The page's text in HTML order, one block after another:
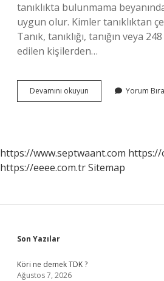
tanıklıkta bulunmama
uygun olur. Kimler tanıklıktan
Tanık, tanıklığı, tanığın veya
edilen kişilerden…
Devamını okuyun
Oğlu
Yorum
https://www.septwaant.com https://
https://eeee.com.trSitemap
Sidebar
Son Yazılar
Köri ne demek TDK ?
Ağustos 7, 2026